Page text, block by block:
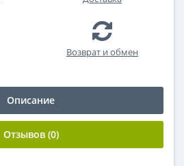
Возврат и обмен
Описание
Отзывов (0)